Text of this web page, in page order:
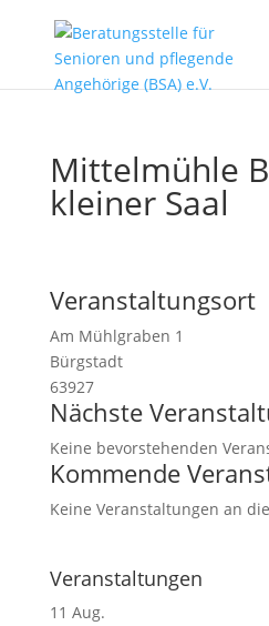
Mittelmühle
kleiner Saal
Veranstaltungsort
Am Mühlgraben 1
Bürgstadt
63927
Nächste
Keine bevorstehenden
Kommende
Keine Veranstaltungen an
Veranstaltungen
11 Aug.